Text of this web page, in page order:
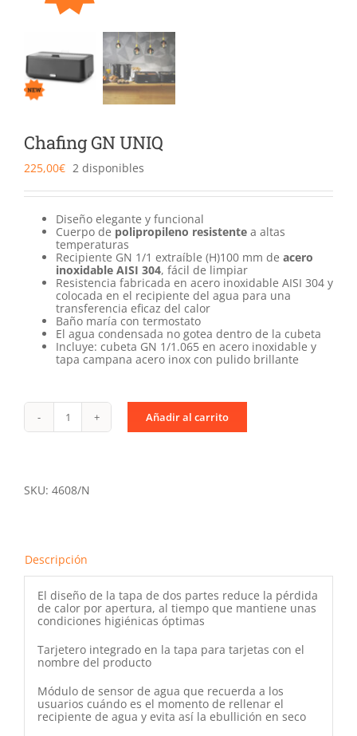
Food Service y Vending
Chafing GN UNIQ
225,00€ 2 disponibles
Diseño elegante y funcional
Cuerpo de polipropileno resistente a altas
temperaturas
Recipiente GN 1/1 extraíble (H)100 mm de acero
inoxidable AISI 304, fácil de limpiar
Resistencia fabricada en acero inoxidable AISI 304 y
colocada en el recipiente del agua para una
transferencia eficaz del calor
Baño maría con termostato
El agua condensada no gotea dentro de la cubeta
Incluye: cubeta GN 1/1.065 en acero inoxidable y
tapa campana acero inox con pulido brillante
Chafing
GN
Añadir al carrito
SKU: 4608/N
Descripción
El diseño de la tapa de dos partes reduce la pérdida
de calor por apertura, al tiempo que mantiene unas
condiciones higiénicas óptimas
Tarjetero integrado en la tapa para tarjetas con el
nombre del producto
Módulo de sensor de agua que recuerda a los
usuarios cuándo es el momento de rellenar el
recipiente de agua y evita así la ebullición en seco